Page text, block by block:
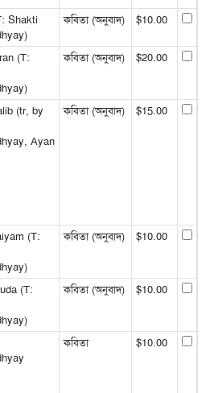
Shakti
কবিতা (অনুবাদ) $10.00
(T:
কবিতা (অনুবাদ) $20.00
(tr, by
Ayan
কবিতা (অনুবাদ) $15.00
(T:
কবিতা (অনুবাদ) $10.00
(T:
কবিতা (অনুবাদ) $10.00
কবিতা $10.00